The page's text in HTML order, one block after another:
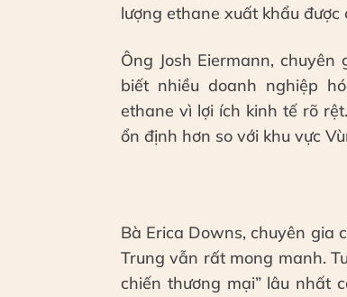
lượng ethane xuất khẩu được
Ông Josh Eiermann,
biết nhiều doanh nghiệp
ethane vì lợi ích kinh tế rõ
ổn định hơn so với khu vực
Bà Erica Downs, chuyên gia
Trung vẫn rất mong manh.
chiến thương mại” lâu nhất